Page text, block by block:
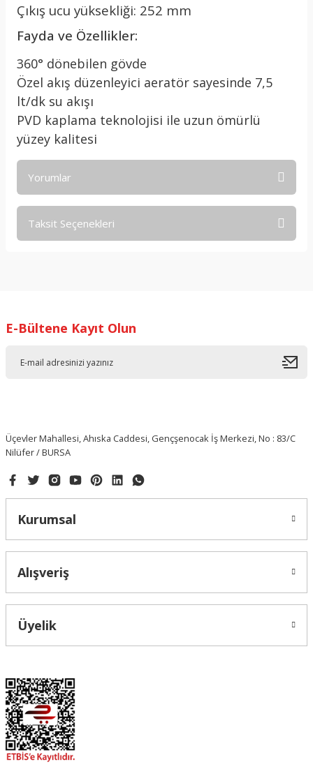
Çıkış ucu yüksekliği: 252 mm
Fayda ve Özellikler:
360° dönebilen gövde
Özel akış düzenleyici aeratör sayesinde 7,5
lt/dk su akışı
PVD kaplama teknolojisi ile uzun ömürlü
yüzey kalitesi
Yorumlar
Taksit Seçenekleri
E-Bültene Kayıt Olun
Üçevler Mahallesi, Ahıska Caddesi, Gençşenocak İş Merkezi, No : 83/C
Nilüfer / BURSA
Kurumsal
Alışveriş
Üyelik